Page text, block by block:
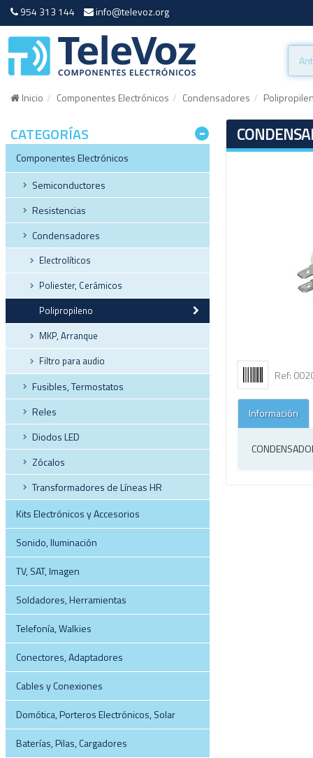
954 313 144 info@televoz.org
Inicio Componentes Electrónicos Condensadores
CATEGORÍAS
Componentes Electrónicos
Semiconductores
Resistencias
Condensadores
Electrolíticos
Poliester, Cerámicos
Polipropileno
MKP, Arranque
Filtro para audio
Fusibles, Termostatos
Reles
Diodos LED
Zócalos
Transformadores de Líneas HR
Kits Electrónicos y Accesorios
Sonido, Iluminación
TV, SAT, Imagen
Soldadores, Herramientas
Telefonía, Walkies
Conectores, Adaptadores
Cables y Conexiones
Domótica, Porteros Electrónicos, Solar
Baterías, Pilas, Cargadores
Ref:
Información